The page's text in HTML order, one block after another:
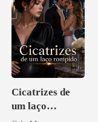
Cicatrizes de
um laço